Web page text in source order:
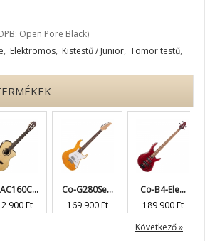
Open Pore Black)
, Elektromos, Kistestű / Junior, Tömör testű,
900 Ft
Co-G280Se...
169 900 Ft
Co-B4-Ele...
189 900 Ft
Következő »